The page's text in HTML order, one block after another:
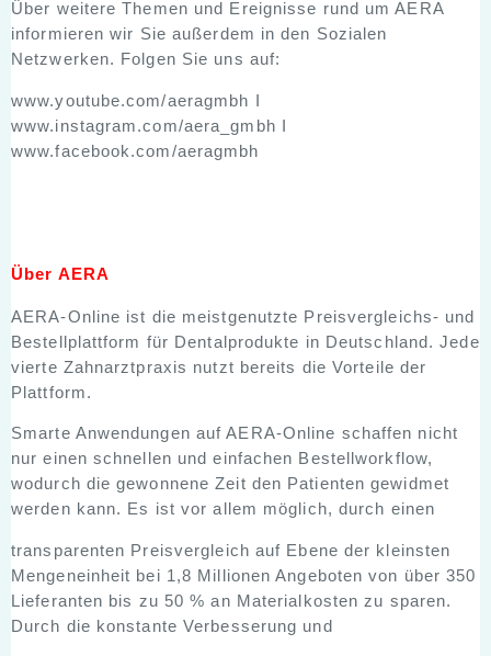
Über weitere Themen und Ereignisse rund um AERA
informieren wir Sie außerdem in den Sozialen
Netzwerken. Folgen Sie uns auf:
www.youtube.com/aeragmbh I
www.instagram.com/aera_gmbh I
www.facebook.com/aeragmbh
Über AERA
AERA-Online ist die meistgenutzte Preisvergleichs- und
Bestellplattform für Dentalprodukte in Deutschland. Jede
vierte Zahnarztpraxis nutzt bereits die Vorteile der
Plattform.
Smarte Anwendungen auf AERA-Online schaffen nicht
nur einen schnellen und einfachen Bestellworkflow,
wodurch die gewonnene Zeit den Patienten gewidmet
werden kann. Es ist vor allem möglich, durch einen
transparenten Preisvergleich auf Ebene der kleinsten
Mengeneinheit bei 1,8 Millionen Angeboten von über 350
Lieferanten bis zu 50 % an Materialkosten zu sparen.
Durch die konstante Verbesserung und